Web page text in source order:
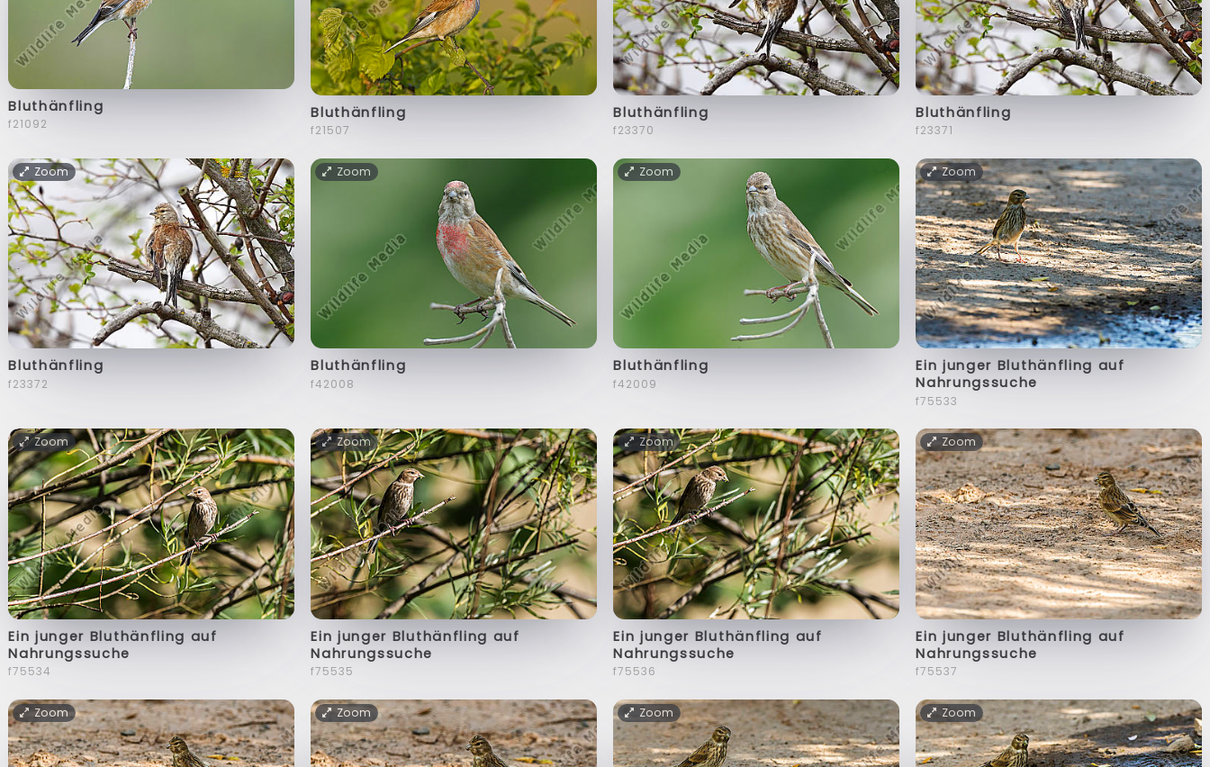
Bluthänfling
f21092
Bluthänfling
f21507
Bluthänfling
f23370
Bluthänfling
f23371
Zoom
Bluthänfling
f23372
Zoom
Bluthänfling
f42008
Zoom
Bluthänfling
f42009
Zoom
Ein junger Bluthänfling auf
Nahrungssuche
f75533
Zoom
Ein junger Bluthänfling auf
Nahrungssuche
f75534
Zoom
Ein junger Bluthänfling auf
Nahrungssuche
f75535
Zoom
Ein junger Bluthänfling auf
Nahrungssuche
f75536
Zoom
Ein junger Bluthänfling auf
Nahrungssuche
f75537
Zoom Zoom Zoom Zoom